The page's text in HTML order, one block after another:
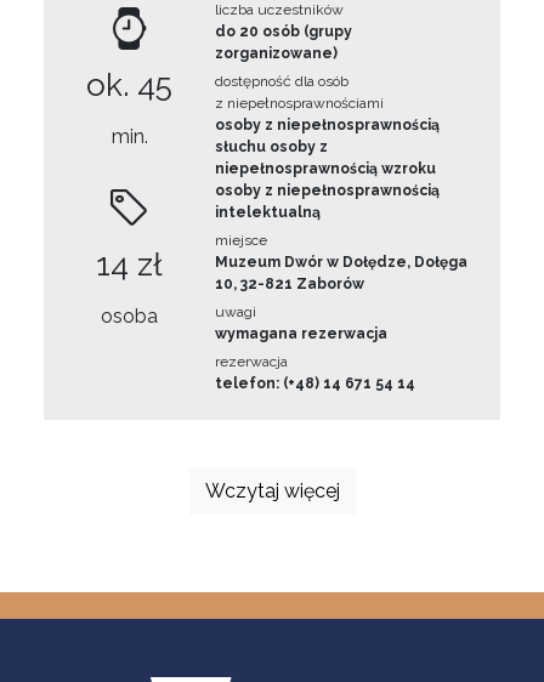
ok. 45
min.
14 zł
osoba
liczba uczestników
do 20 osób (grupy
zorganizowane)
dostępność dla osób
z niepełnosprawnościami
osoby z niepełnosprawnością
słuchu osoby z
niepełnosprawnością wzroku
osoby z niepełnosprawnością
intelektualną
miejsce
Muzeum Dwór w Dołędze, Dołęga
10, 32-821 Zaborów
uwagi
wymagana rezerwacja
rezerwacja
telefon: (+48) 14 671 54 14
Wczytaj więcej